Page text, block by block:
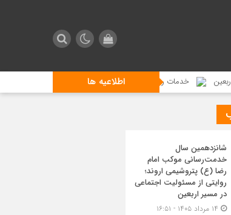
اطلاعیه ها
خدمات رسانی موکب محبان الرضای شهرداری منطقه ۴ در مسیر مشایه
شانزدهمین سال
خدمت‌رسانی موکب امام
رضا (ع) پتروشیمی اروند؛
روایتی از مسئولیت اجتماعی
در مسیر اربعین